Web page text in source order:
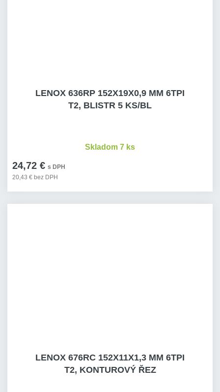
LENOX 636RP 152X19X0,9 MM 6TPI
T2, BLISTR 5 KS/BL
24,72 € s DPH
20,43 € bez DPH
Skladom 7 ks
LENOX 676RC 152X11X1,3 MM 6TPI
T2, KONTUROVÝ ŘEZ